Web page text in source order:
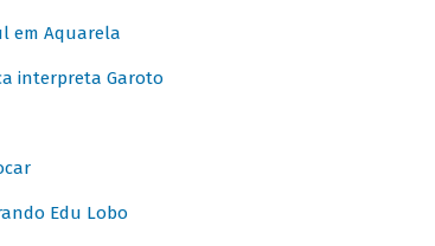
em Aquarela
interpreta Garoto
Edu Lobo